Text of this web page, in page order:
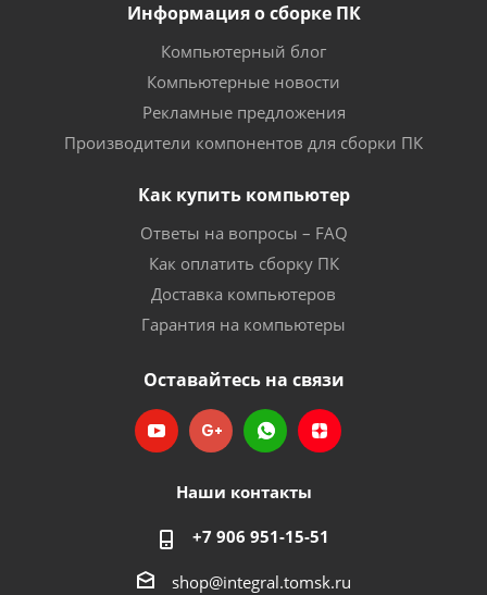
Информация о сборке ПК
Компьютерный блог
Компьютерные новости
Рекламные предложения
Производители компонентов для сборки ПК
Как купить компьютер
Ответы на вопросы – FAQ
Как оплатить сборку ПК
Доставка компьютеров
Гарантия на компьютеры
Оставайтесь на связи
Наши контакты
+7 906 951-15-51
shop@integral.tomsk.ru